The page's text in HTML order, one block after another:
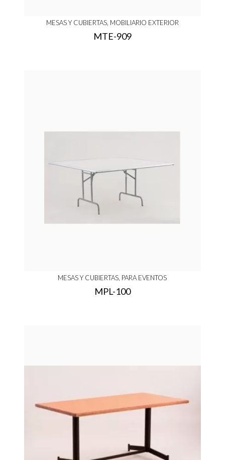
MESAS Y CUBIERTAS, MOBILIARIO EXTERIOR
MTE-909
MESAS Y CUBIERTAS, PARA EVENTOS
MPL-100